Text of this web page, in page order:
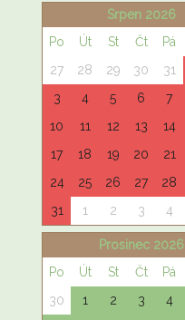
Srpen 2026
Po
Út St Čt Pá
27
28 29 30 31
3
4 5 6 7
10
11 12 13 14
17
18 19 20 21
24
25 26 27 28
31
1 2 3 4
Prosinec 2026
Po
Út St Čt Pá
30
1 2 3 4